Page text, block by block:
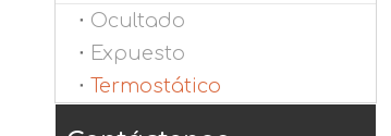
Ocultado
Expuesto
Termostático